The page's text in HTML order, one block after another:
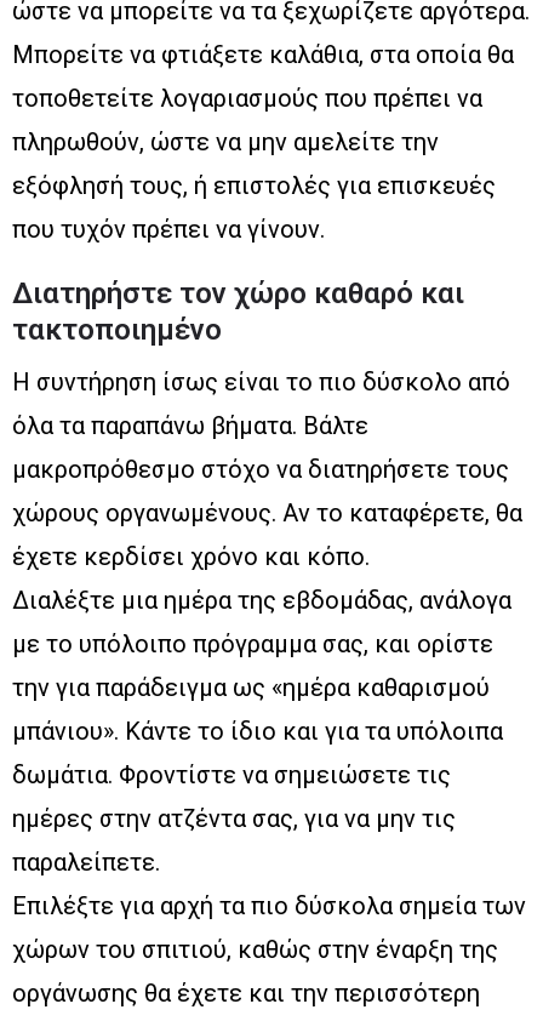
ώστε να μπορείτε να τα ξεχωρίζετε αργότερα.
Μπορείτε να φτιάξετε καλάθια, στα οποία θα
τοποθετείτε λογαριασμούς που πρέπει να
πληρωθούν, ώστε να μην αμελείτε την
εξόφλησή τους, ή επιστολές για επισκευές
που τυχόν πρέπει να γίνουν.
Διατηρήστε τον χώρο καθαρό και
τακτοποιημένο
Η συντήρηση ίσως είναι το πιο δύσκολο από
όλα τα παραπάνω βήματα. Βάλτε
μακροπρόθεσμο στόχο να διατηρήσετε τους
χώρους οργανωμένους. Αν το καταφέρετε, θα
έχετε κερδίσει χρόνο και κόπο.
Διαλέξτε μια ημέρα της εβδομάδας, ανάλογα
με το υπόλοιπο πρόγραμμα σας, και ορίστε
την για παράδειγμα ως «ημέρα καθαρισμού
μπάνιου». Κάντε το ίδιο και για τα υπόλοιπα
δωμάτια. Φροντίστε να σημειώσετε τις
ημέρες στην ατζέντα σας, για να μην τις
παραλείπετε.
Επιλέξτε για αρχή τα πιο δύσκολα σημεία των
χώρων του σπιτιού, καθώς στην έναρξη της
οργάνωσης θα έχετε και την περισσότερη